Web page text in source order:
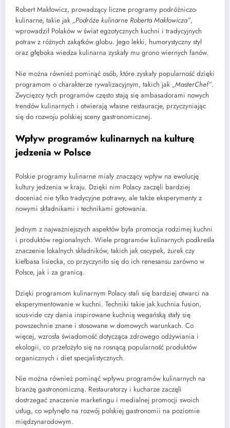
Robert Makłowicz, prowadzący liczne programy podróżniczo-
kulinarne, takie jak „Podróże kulinarne Roberta Makłowicza”,
wprowadził Polaków w świat egzotycznych kuchni i tradycyjnych
potraw z różnych zakątków globu. Jego lekki, humorystyczny styl
oraz głęboka wiedza kulinarna zyskały mu grono wiernych fanów.
Nie można również pominąć osób, które zyskały popularność dzięki
programom o charakterze rywalizacyjnym, takich jak „MasterChef”.
Zwycięzcy tych programów często stają się ambasadorami nowych
trendów kulinarnych i otwierają własne restauracje, przyczyniając
się do rozwoju polskiej sceny gastronomicznej.
Wpływ programów kulinarnych na kulturę
jedzenia w Polsce
Polskie programy kulinarne miały znaczący wpływ na ewolucję
kultury jedzenia w kraju. Dzięki nim Polacy zaczęli bardziej
doceniać nie tylko tradycyjne potrawy, ale także eksperymenty z
nowymi składnikami i technikami gotowania.
Jednym z najważniejszych aspektów była promocja rodzimej kuchni
i produktów regionalnych. Wiele programów kulinarnych podkreśla
znaczenie lokalnych składników, takich jak oscypek, żurek czy
kiełbasa lisiecka, co przyczyniło się do ich renesansu zarówno w
Polsce, jak i za granicą.
Dzięki programom kulinarnym Polacy stali się bardziej otwarci na
eksperymentowanie w kuchni. Techniki takie jak kuchnia fusion,
sous-vide czy dania inspirowane kuchnią wegańską stały się
powszechnie znane i stosowane w domowych warunkach. Co
więcej, wzrosła świadomość dotycząca zdrowego odżywiania i
ekologii, co przełożyło się na rosnącą popularność produktów
organicznych i diet specjalistycznych.
Nie można również pominąć wpływu programów kulinarnych na
branżę gastronomiczną. Restauratorzy i kucharze zaczęli
dostrzegać znaczenie marketingu i medialnej promocji swoich
usług, co wpłynęło na rozwój polskiej gastronomii na poziomie
międzynarodowym.